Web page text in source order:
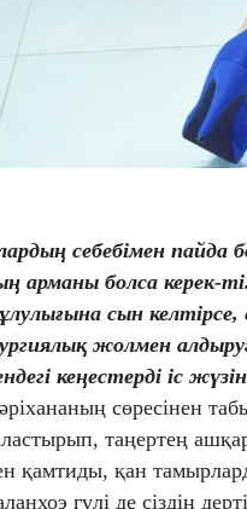
себебімен пайда
арманы болса керек-
сын
жолмен
кеңестерді іс
сөресінен
таңертең
қамтиды, қан
гүлі де сіздің